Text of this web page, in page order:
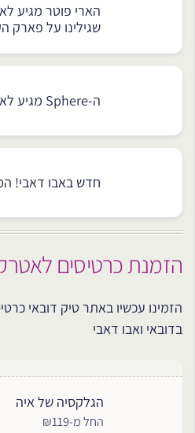
הארי פוטר מגיע
שגילינו על פארק
ה-Sphere מגיע לאבו דאבי – כל הפרטים
חדש באבו דאבי!
הזמנת כרטיסים
הזמינו עכשיו באתר טיק דובאי
בדובאי ואבו דאבי
הגלקסיה של איה
החל מ-₪119